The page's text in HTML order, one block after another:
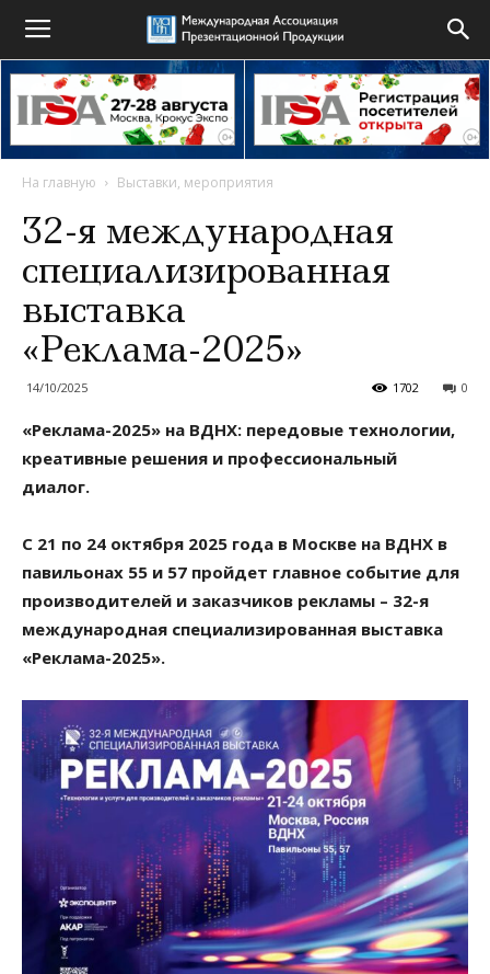
На главную Выставки, мероприятия
32-я международная
специализированная
выставка
«Реклама-2025»
14/10/2025 0
1702
«Реклама-2025» на ВДНХ: передовые технологии,
креативные решения и профессиональный
диалог.
С 21 по 24 октября 2025 года в Москве на ВДНХ в
павильонах 55 и 57 пройдет главное событие для
производителей и заказчиков рекламы – 32-я
международная специализированная выставка
«Реклама-2025».